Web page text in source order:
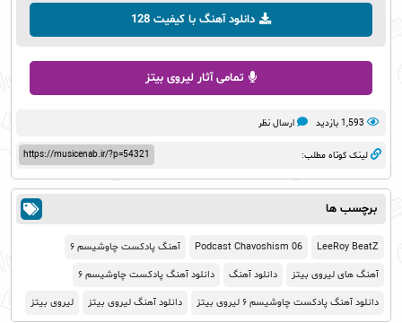
دانلود آهنگ با کیفیت 128
تمامی آثار لیروی بیتز
1,593 بازدید ارسال نظر
https://musicenab.ir/?p=54321 لینک کوتاه مطلب:
برچسب ها
LeeRoy BeatZ
Podcast Chavoshism 06 آهنگ پادکست چاوشیسم ۶
آهنگ های لیروی بیتز دانلود آهنگ دانلود آهنگ پادکست چاوشیسم ۶
دانلود آهنگ پادکست چاوشیسم ۶ لیروی بیتز دانلود آهنگ لیروی بیتز لیروی بیتز